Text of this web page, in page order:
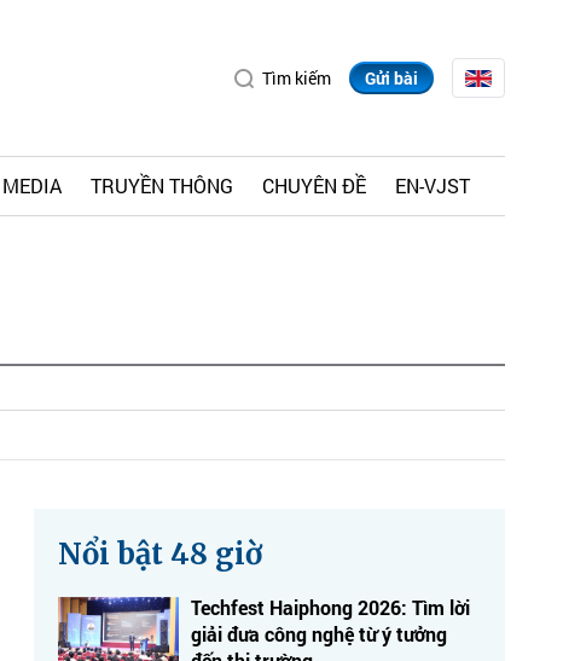
Tìm kiếm Gửi bài
MEDIA TRUYỀN THÔNG CHUYÊN ĐỀ EN-VJST
Nổi bật 48 giờ
Techfest Haiphong 2026: Tìm lời
giải đưa công nghệ từ ý tưởng